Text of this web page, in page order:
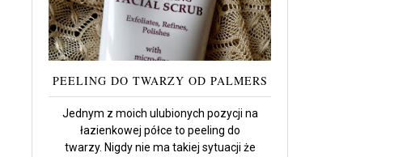
PEELING DO TWARZY OD PALMERS
Jednym z moich ulubionych pozycji na
łazienkowej półce to peeling do
twarzy. Nigdy nie ma takiej sytuacji że